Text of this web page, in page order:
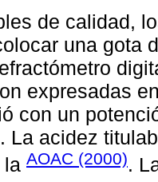
de calidad,
una gota
expresadas
con un
La acidez
la AOAC (2000).